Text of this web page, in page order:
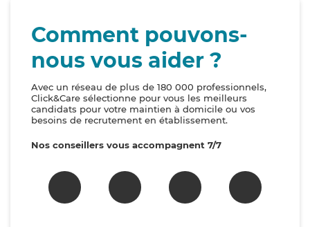
Comment pouvons-
nous vous aider ?
Avec un réseau de plus de 180 000 professionnels,
Click&Care sélectionne pour vous les meilleurs
candidats pour votre maintien à domicile ou vos
besoins de recrutement en établissement.
Nos conseillers vous accompagnent 7/7